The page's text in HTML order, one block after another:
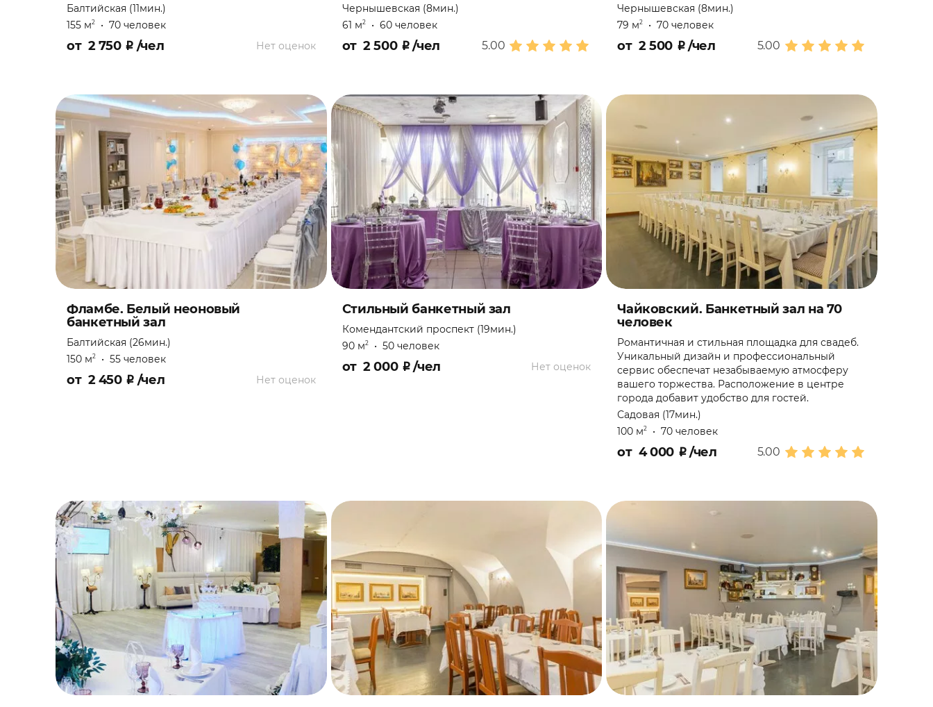
Тренинг
Фотосессия
Юбилей
Балтийская (11мин.)
155 м2 • 70 человек
Нет оценок
от 2 750 ₽ /чел
Чернышевская (8мин.)
61 м2• 60 человек
5.00
от2 500 ₽/чел
Чернышевская (8мин.)
79 м2 •70 человек
5.00
от 2 500 ₽/чел
Фламбе. Белый неоновый
банкетный зал
Балтийская (26мин.)
150 м2 • 55 человек
Нет оценок
от 2 450 ₽ /чел
Стильный банкетный зал
Комендантский проспект (19мин.)
90 м2• 50 человек
Нет оценок
от2 000 ₽/чел
Чайковский. Банкетный зал на 70
человек
Романтичная и стильная площадка для свадеб.
Уникальный дизайн и профессиональный
сервис обеспечат незабываемую атмосферу
вашего торжества. Расположение в центре
города добавит удобство для гостей.
Садовая (17мин.)
100 м2 •70 человек
5.00
от 4 000 ₽/чел